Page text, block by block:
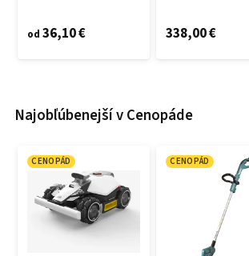
od 36,10 € 338,00 €
Najobľúbenejší v Cenopáde
CENOPÁD CENOPÁD